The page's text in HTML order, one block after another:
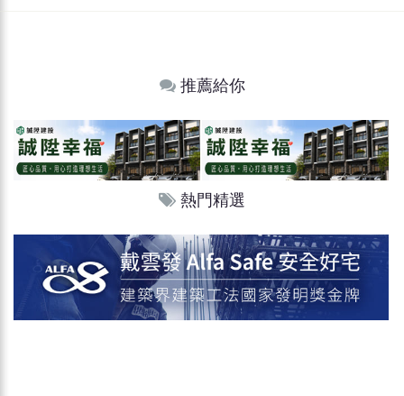
推薦給你
熱門精選